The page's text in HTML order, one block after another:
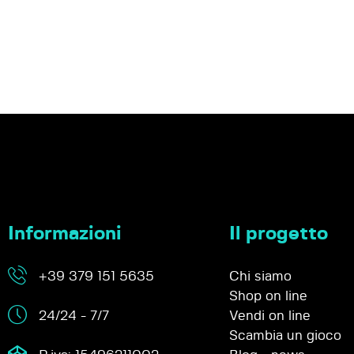
Informazioni
+39 379 151 5635
24/24 - 7/7
Il progetto
Chi siamo
Shop on line
Vendi on line
Scambia un gioco